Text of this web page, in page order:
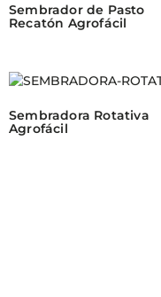
Sembrador de Pasto
Recatón Agrofácil
Sembradora Rotativa
Agrofácil